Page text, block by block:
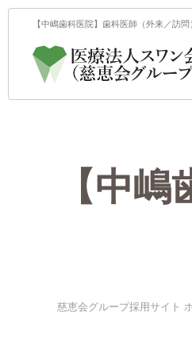
【中嶋歯科医院】歯科医師（外来／訪
【中
慈恵会グループ採用サイト